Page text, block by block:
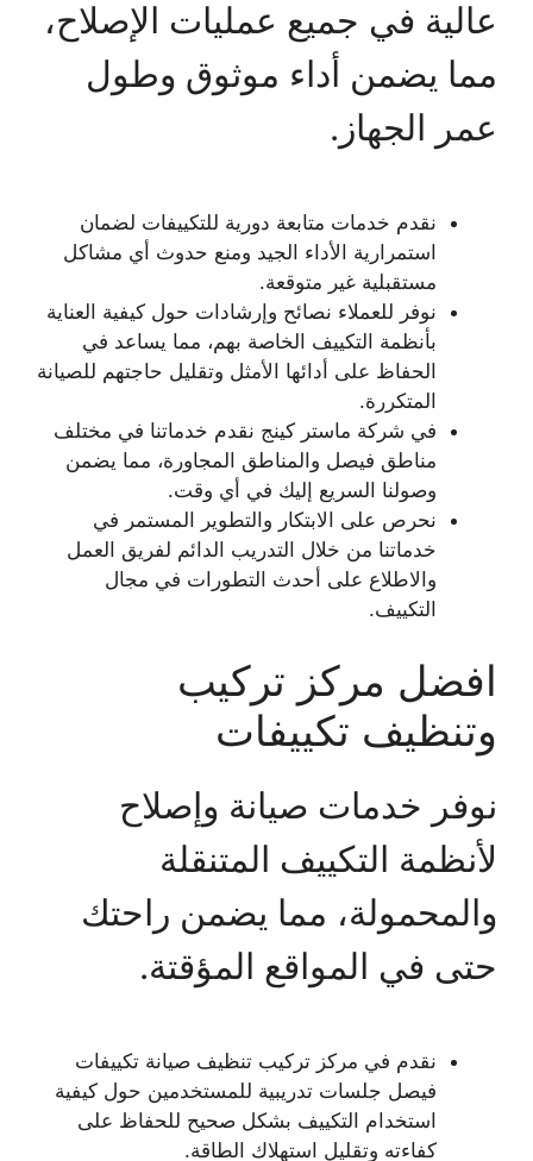
عالية في جميع عمليات الإصلاح،
مما يضمن أداء موثوق وطول
عمر الجهاز.
نقدم خدمات متابعة دورية للتكييفات لضمان
استمرارية الأداء الجيد ومنع حدوث أي مشاكل
مستقبلية غير متوقعة.
نوفر للعملاء نصائح وإرشادات حول كيفية العناية
بأنظمة التكييف الخاصة بهم، مما يساعد في
الحفاظ على أدائها الأمثل وتقليل حاجتهم للصيانة
المتكررة.
في شركة ماستر كينج نقدم خدماتنا في مختلف
مناطق فيصل والمناطق المجاورة، مما يضمن
وصولنا السريع إليك في أي وقت.
نحرص على الابتكار والتطوير المستمر في
خدماتنا من خلال التدريب الدائم لفريق العمل
والاطلاع على أحدث التطورات في مجال
التكييف.
افضل مركز تركيب
وتنظيف تكييفات
نوفر خدمات صيانة وإصلاح
لأنظمة التكييف المتنقلة
والمحمولة، مما يضمن راحتك
حتى في المواقع المؤقتة.
نقدم في مركز تركيب تنظيف صيانة تكييفات
فيصل جلسات تدريبية للمستخدمين حول كيفية
استخدام التكييف بشكل صحيح للحفاظ على
كفاءته وتقليل استهلاك الطاقة.